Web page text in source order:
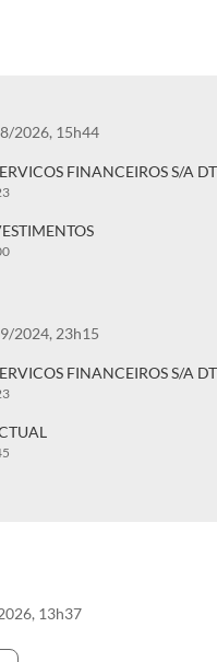
2026, 15h44
FINANCEIROS S/A
2024, 23h15
FINANCEIROS S/A
13h37